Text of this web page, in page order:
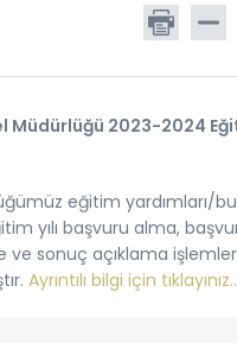
Müdürlüğü 2023-2024
eğitim yardımları/
yılı başvuru alma,
ve sonuç açıklama
Ayrıntılı bilgi için